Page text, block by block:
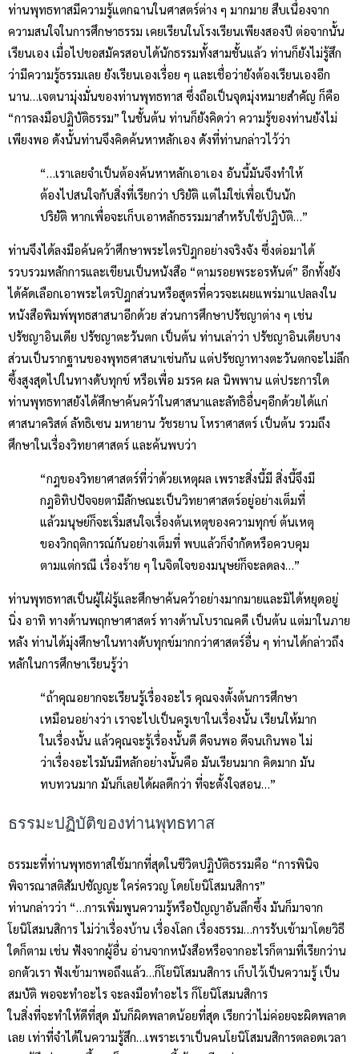
ท่านพุทธทาสมีความรู้แตกฉานในศาสตร์ต่าง ๆ มากมาย สืบเนื่องจาก
ความสนใจในการศึกษาธรรม เคยเรียนในโรงเรียนเพียงสองปี ต่อจากนั้น
เรียนเอง เมื่อไปขอสมัครสอบได้นักธรรมทั้งสามชั้นแล้ว ท่านก็ยังไม่รู้สึก
ว่ามีความรู้ธรรมเลย ยังเรียนเองเรื่อย ๆ และเชื่อว่ายังต้องเรียนเองอีก
นาน…เจตนามุ่งมั่นของท่านพุทธทาส ซึ่งถือเป็นจุดมุ่งหมายสำคัญ ก็คือ
“การลงมือปฏิบัติธรรม” ในชั้นต้น ท่านก็ยังคิดว่า ความรู้ของท่านยังไม่
เพียงพอ ดังนั้นท่านจึงคิดค้นหาหลักเอง ดังที่ท่านกล่าวไว้ว่า
“…เราเลยจำเป็นต้องค้นหาหลักเอาเอง อันนี้มันจึงทำให้
ต้องไปสนใจกับสิ่งที่เรียกว่า ปริยัติ แต่ไม่ใช่เพื่อเป็นนัก
ปริยัติ หากเพื่อจะเก็บเอาหลักธรรมมาสำหรับใช้ปฏิบัติ…”
ท่านจึงได้ลงมือค้นคว้าศึกษาพระไตรปิฎกอย่างจริงจัง ซึ่งต่อมาได้
รวบรวมหลักการและเขียนเป็นหนังสือ “ตามรอยพระอรหันต์” อีกทั้งยัง
ได้คัดเลือกเอาพระไตรปิฎกส่วนหรือสูตรที่ควรจะเผยแพร่มาแปลลงใน
หนังสือพิมพ์พุทธสาสนาอีกด้วย ส่วนการศึกษาปรัชญาต่าง ๆ เช่น
ปรัชญาอินเดีย ปรัชญาตะวันตก เป็นต้น ท่านเล่าว่า ปรัชญาอินเดียบาง
ส่วนเป็นรากฐานของพุทธศาสนาเช่นกัน แต่ปรัชญาทางตะวันตกจะไม่ลึก
ซึ้งสูงสุดไปในทางดับทุกข์ หรือเพื่อ มรรค ผล นิพพาน แต่ประการใด
ท่านพุทธทาสยังได้ศึกษาค้นคว้าในศาสนาและลัทธิอื่นๆอีกด้วยได้แก่
ศาสนาคริสต์ ลัทธิเซน มหายาน วัชรยาน โหราศาสตร์ เป็นต้น รวมถึง
ศึกษาในเรื่องวิทยาศาสตร์ และค้นพบว่า
“กฎของวิทยาศาสตร์ที่ว่าด้วยเหตุผล เพราะสิ่งนี้มี สิ่งนี้จึงมี
กฎอิทิปปัจจยตามีลักษณะเป็นวิทยาศาสตร์อยู่อย่างเต็มที่
แล้วมนุษย์ก็จะเริ่มสนใจเรื่องต้นเหตุของความทุกข์ ต้นเหตุ
ของวิกฤติการณ์กันอย่างเต็มที่ พบแล้วก็จำกัดหรือควบคุม
ตามแต่กรณี เรื่องร้าย ๆ ในจิตใจของมนุษย์ก็จะลดลง…”
ท่านพุทธทาสเป็นผู้ใฝ่รู้และศึกษาค้นคว้าอย่างมากมายและมิได้หยุดอยู่
นิ่ง อาทิ ทางด้านพฤกษาศาสตร์ ทางด้านโบราณคดี เป็นต้น แต่มาในภาย
หลัง ท่านได้มุ่งศึกษาในทางดับทุกข์มากกว่าศาสตร์อื่น ๆ ท่านได้กล่าวถึง
หลักในการศึกษาเรียนรู้ว่า
“ถ้าคุณอยากจะเรียนรู้เรื่องอะไร คุณจงตั้งต้นการศึกษา
เหมือนอย่างว่า เราจะไปเป็นครูเขาในเรื่องนั้น เรียนให้มาก
ในเรื่องนั้น แล้วคุณจะรู้เรื่องนั้นดี ดีจนพอ ดีจนเกินพอ ไม่
ว่าเรื่องอะไรมันมีหลักอย่างนั้นคือ มันเรียนมาก คิดมาก มัน
ทบทวนมาก มันก็เลยได้ผลดีกว่า ที่จะตั้งใจสอน…”
ธรรมะปฏิบัติของท่านพุทธทาส
ธรรมะที่ท่านพุทธทาสใช้มากที่สุดในชีวิตปฏิบัติธรรมคือ “การพินิจ
พิจารณาสติสัมปชัญญะ ใคร่ครวญ โดยโยนิโสมนสิการ”
ท่านกล่าวว่า “…การเพิ่มพูนความรู้หรือปัญญาอันลึกซึ้ง มันก็มาจาก
โยนิโสมนสิการ ไม่ว่าเรื่องบ้าน เรื่องโลก เรื่องธรรม…การรับเข้ามาโดยวิธี
ใดก็ตาม เช่น ฟังจากผู้อื่น อ่านจากหนังสือหรือจากอะไรก็ตามที่เรียกว่าน
อกตัวเรา ฟังเข้ามาพอถึงแล้ว…ก็โยนิโสมนสิการ เก็บไว้เป็นความรู้ เป็น
สมบัติ พอจะทำอะไร จะลงมือทำอะไร ก็โยนิโสมนสิการ
ในสิ่งที่จะทำให้ดีที่สุด มันก็ผิดพลาดน้อยที่สุด เรียกว่าไม่ค่อยจะผิดพลาด
เลย เท่าที่จำได้ในความรู้สึก…เพราะเราเป็นคนโยนิโสมนสิการตลอดเวลา